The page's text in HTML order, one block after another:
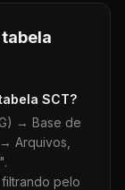
SCT?
→ Base de
Arquivos,
filtrando pelo